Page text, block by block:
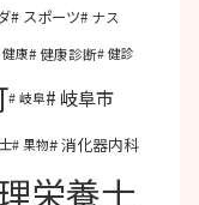
スポーツ ナス
健康 健康診断 健診
岐阜 岐阜市
果物 消化器内科
栄養士